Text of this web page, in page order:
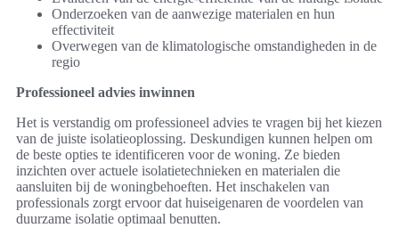
Onderzoeken van de aanwezige materialen en hun
effectiviteit
Overwegen van de klimatologische omstandigheden in de
regio
Professioneel advies inwinnen
Het is verstandig om professioneel advies te vragen bij het kiezen
van de juiste isolatieoplossing. Deskundigen kunnen helpen om
de beste opties te identificeren voor de woning. Ze bieden
inzichten over actuele isolatietechnieken en materialen die
aansluiten bij de woningbehoeften. Het inschakelen van
professionals zorgt ervoor dat huiseigenaren de voordelen van
duurzame isolatie optimaal benutten.